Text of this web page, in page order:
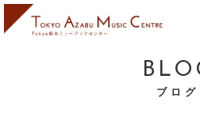
ブログ